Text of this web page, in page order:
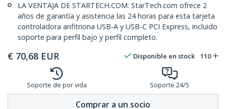
LA VENTAJA DE STARTECH.COM: StarTech.com ofrece 2
años de garantía y asistencia las 24 horas para esta tarjeta
controladora anfitriona USB-A y USB-C PCI Express, incluido
soporte para perfil bajo y perfil completo.
€ 70,68 EUR Disponible en stock 110
Soporte de por vida Soporte 24/5
Comprar a un socio